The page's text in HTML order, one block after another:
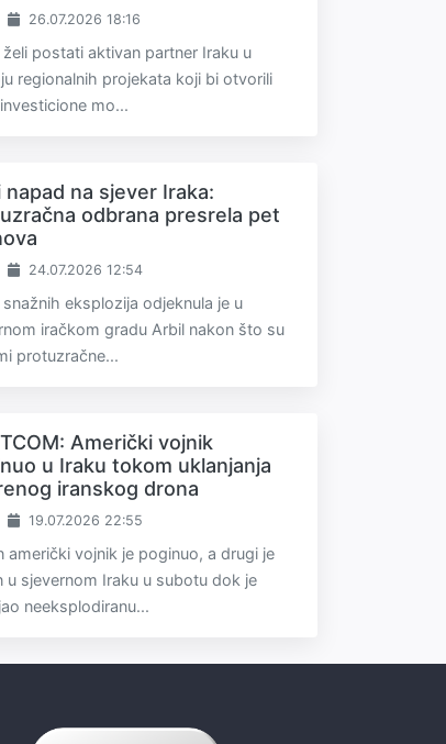
26.07.2026 18:16
želi postati aktivan partner Iraku u
regionalnih projekata koji bi otvorili
mo...
napad na sjever Iraka:
odbrana presrela pet
24.07.2026 12:54
snažnih eksplozija odjeknula je u
iračkom gradu Arbil nakon što su
protuzračne...
Američki vojnik
u Iraku tokom uklanjanja
iranskog drona
19.07.2026 22:55
američki vojnik je poginuo, a drugi je
u sjevernom Iraku u subotu dok je
neeksplodiranu...